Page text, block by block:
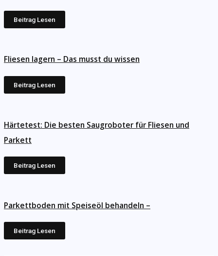
Beitrag Lesen
Fliesen lagern – Das musst du wissen
Beitrag Lesen
Härtetest: Die besten Saugroboter für Fliesen und
Parkett
Beitrag Lesen
Parkettboden mit Speiseöl behandeln –
Beitrag Lesen